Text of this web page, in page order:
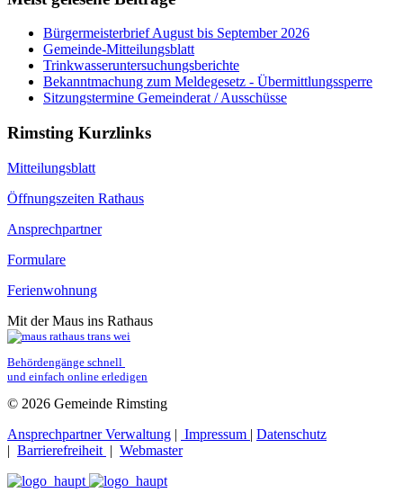
Bürgermeisterbrief August bis September 2026
Gemeinde-Mitteilungsblatt
Trinkwasseruntersuchungsberichte
Bekanntmachung zum Meldegesetz - Übermittlungssperre
Sitzungstermine Gemeinderat / Ausschüsse
Rimsting Kurzlinks
Mitteilungsblatt
Öffnungszeiten Rathaus
Ansprechpartner
Formulare
Ferienwohnung
Mit der Maus ins Rathaus
Behördengänge schnell
und einfach online erledigen
© 2026 Gemeinde Rimsting
Ansprechpartner Verwaltung | Impressum | Datenschutz
| Barrierefreiheit | Webmaster